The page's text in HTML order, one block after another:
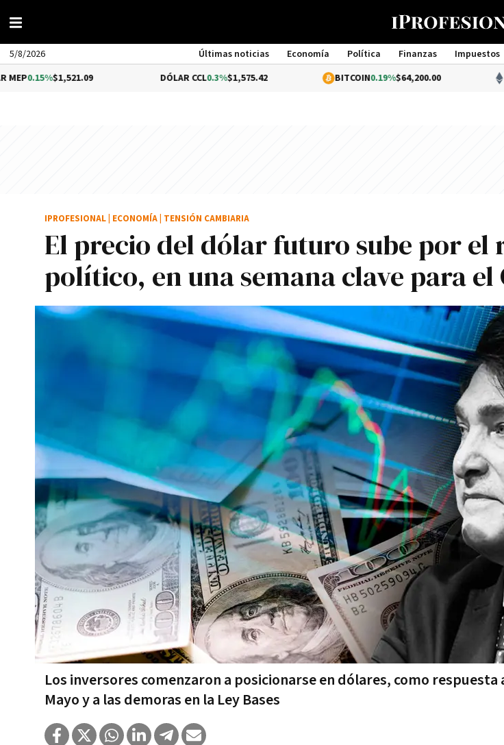
5/8/2026 Últimas noticias Economía Política Finanzas Impuestos
Management
$1,521.09
0.3%$1,575.42 0.19%$64,200.00 ETHEREUM
El precio del dólar futuro sube por el
político, en una semana clave para el
Los inversores comenzaron a posicionarse en dólares, como respuesta
Mayo y a las demoras en la Ley Bases
IPROFESIONAL ECONOMÍA TENSIÓN CAMBIARIA